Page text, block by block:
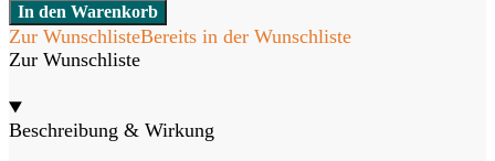
In den Warenkorb
Zur WunschlisteBereits in der Wunschliste
Zur Wunschliste
Beschreibung & Wirkung